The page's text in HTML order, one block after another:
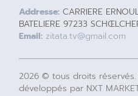
Addresse: CARRIERE
BATELIERE 97233
Email: zitata.tv@gmail.com
2026 © tous droits
développés par NXT